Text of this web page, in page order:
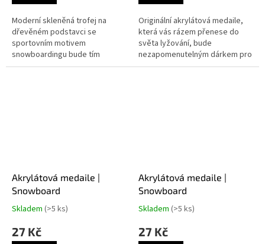
Moderní skleněná trofej na
dřevěném podstavci se
sportovním motivem
snowboardingu bude tím
pravým oceněním za dosažení
Originální akrylátová medaile,
která vás rázem přenese do
světa lyžování, bude
nezapomenutelným dárkem pro
mistry v tomto zimním sportu.
Akrylátová medaile |
Snowboard
Skladem (>5 ks)
27 Kč
Akrylátová medaile |
Snowboard
Skladem (>5 ks)
27 Kč